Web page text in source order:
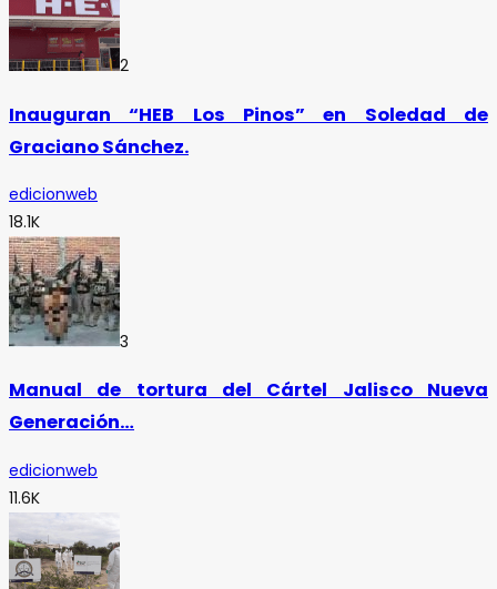
2
Inauguran “HEB Los Pinos” en Soledad de
Graciano Sánchez.
edicionweb
18.1K
3
Manual de tortura del Cártel Jalisco Nueva
Generación…
edicionweb
11.6K